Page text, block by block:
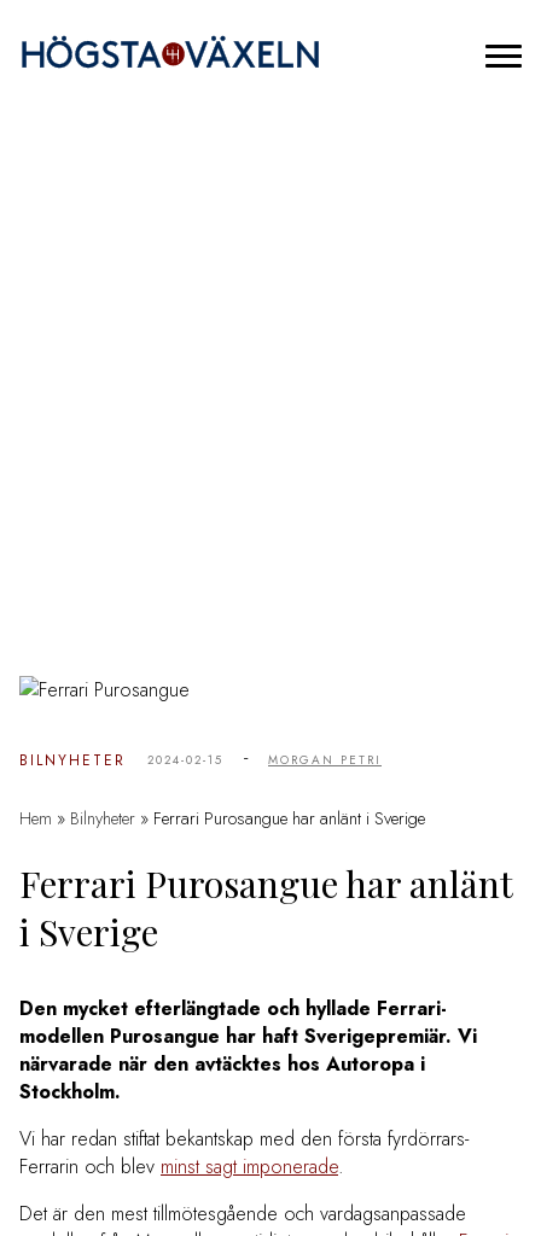
BILNYHETER 2024-02-15 - MORGAN PETRI
Hem » Bilnyheter » Ferrari Purosangue har anlänt i Sverige
Ferrari Purosangue har anlänt
i Sverige
Den mycket efterlängtade och hyllade Ferrari-
modellen Purosangue har haft Sverigepremiär. Vi
närvarade när den avtäcktes hos Autoropa i
Stockholm.
Vi har redan stiftat bekantskap med den första fyrdörrars-
Ferrarin och blev minst sagt imponerade.
Det är den mest tillmötesgående och vardagsanpassade